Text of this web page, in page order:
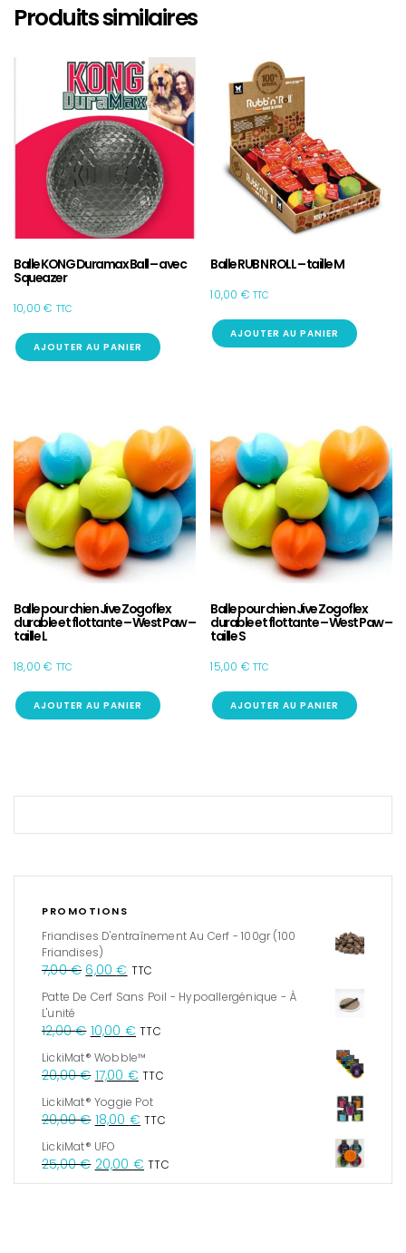
Produits similaires
Balle KONG Duramax Ball – avec
Squeazer
10,00€ TTC
AJOUTER AU PANIER
Balle RUB N ROLL – taille M
10,00 € TTC
AJOUTER AU PANIER
Balle pour chien Jive Zogoflex
durable et flottante – West Paw –
taille L
18,00€ TTC
AJOUTER AU PANIER
Balle pour chien Jive Zogoflex
durable et flottante – West Paw –
taille S
15,00 € TTC
AJOUTER AU PANIER
PROMOTIONS
Friandises D'entraînement Au Cerf - 100gr (100
Friandises)
7,00€ 6,00€ TTC
Patte De Cerf Sans Poil - Hypoallergénique - À
L'unité
12,00€ 10,00 € TTC
LickiMat® Wobble™
20,00€ 17,00 € TTC
LickiMat® Yoggie Pot
20,00€ 18,00 € TTC
LickiMat® UFO
25,00€ 20,00 € TTC